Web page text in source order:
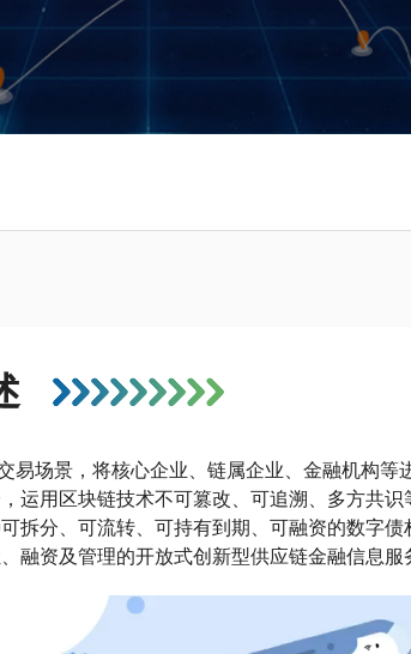
易场景，将核心企业、链属企业、金融机构
运用区块链技术不可篡改、可追溯、多方共
拆分、可流转、可持有到期、可融资的数字
、融资及管理的开放式创新型供应链金融信息服